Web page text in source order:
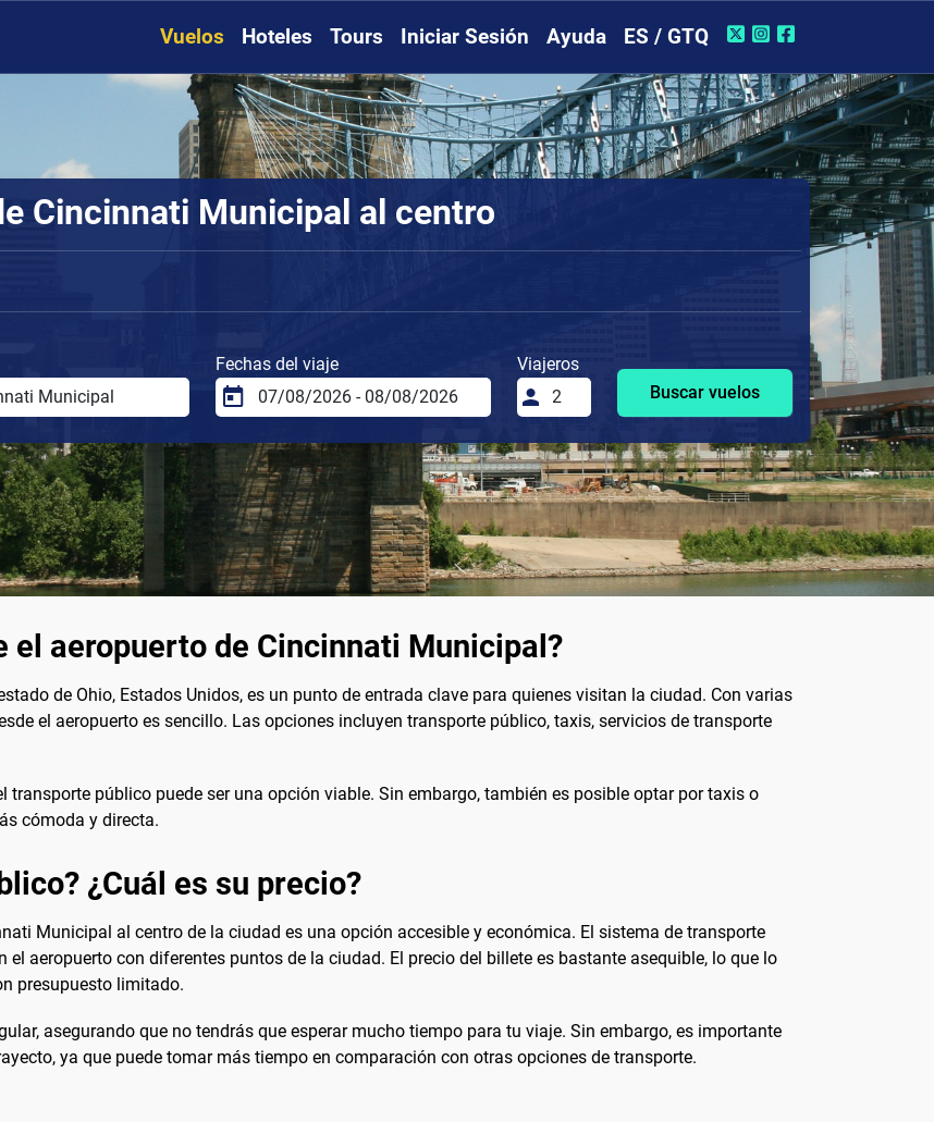
Vuelos Hoteles Tours Iniciar Sesión Ayuda ES / GTQ
Cincinnati Municipal al centro
Fechas del viaje
Viajeros
Buscar vuelos
el aeropuerto de Cincinnati Municipal?
de Ohio, Estados Unidos, es un punto de entrada clave para quienes visitan la ciudad. Con varias
el aeropuerto es sencillo. Las opciones incluyen transporte público, taxis, servicios de transporte
público puede ser una opción viable. Sin embargo, también es posible optar por taxis o
cómoda y directa.
¿Cuál es su precio?
Municipal al centro de la ciudad es una opción accesible y económica. El sistema de transporte
aeropuerto con diferentes puntos de la ciudad. El precio del billete es bastante asequible, lo que lo
presupuesto limitado.
asegurando que no tendrás que esperar mucho tiempo para tu viaje. Sin embargo, es importante
ya que puede tomar más tiempo en comparación con otras opciones de transporte.